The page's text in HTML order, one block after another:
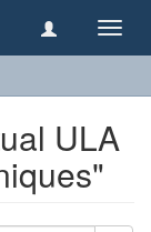
ULA